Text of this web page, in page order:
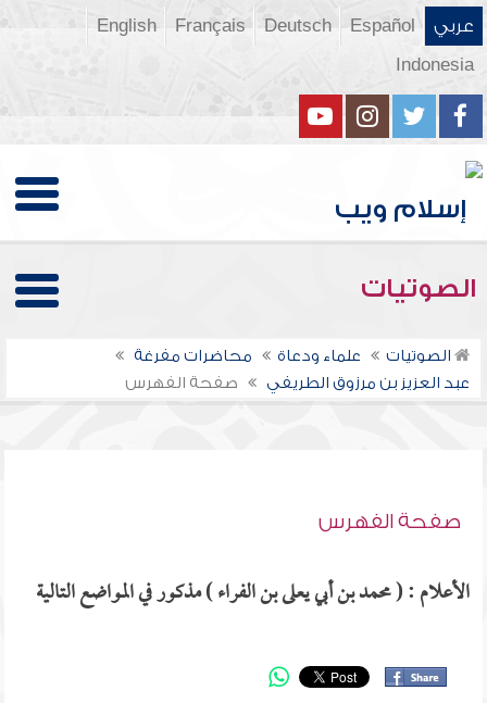
عربي Español
Deutsch
Français
English
Indonesia
الصوتيات
الصوتيات علماء ودعاة
محاضرات مفرغة
عبد العزيز بن مرزوق الطريفي
صفحة الفهرس
صفحة الفهرس
الأعلام : ( محمد بن أبي يعلى بن الفراء ) مذكور في المواضع التالية